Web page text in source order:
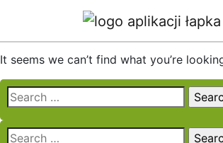
Nothing Found
It seems we can’t find what you’re
Search
for:
Search